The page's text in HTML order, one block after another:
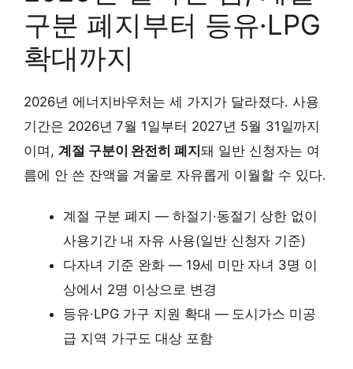
구분 폐지부터 등유·LPG
확대까지
2026년 에너지바우처는 세 가지가 달라졌다. 사용
기간은 2026년 7월 1일부터 2027년 5월 31일까지
이며, 계절 구분이 완전히 폐지돼 일반 신청자는 여
름에 안 쓴 잔액을 겨울로 자유롭게 이월할 수 있다.
계절 구분 폐지 — 하절기·동절기 상한 없이
사용기간 내 자유 사용(일반 신청자 기준)
다자녀 기준 완화 — 19세 미만 자녀 3명 이
상에서 2명 이상으로 변경
등유·LPG 가구 지원 확대 — 도시가스 미공
급 지역 가구도 대상 포함